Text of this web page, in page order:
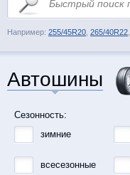
Например: 255/45R20 265/40R22
Автошины
Сезонность:
зимние
всесезонные